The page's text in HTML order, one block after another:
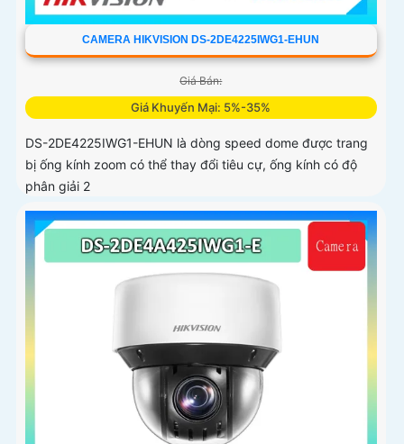
CAMERA HIKVISION DS-2DE4225IWG1-EHUN
Giá Bán:
Giá Khuyến Mại: 5%-35%
DS-2DE4225IWG1-EHUN là dòng speed dome được trang
bị ống kính zoom có thể thay đổi tiêu cự, ống kính có độ
phân giải 2